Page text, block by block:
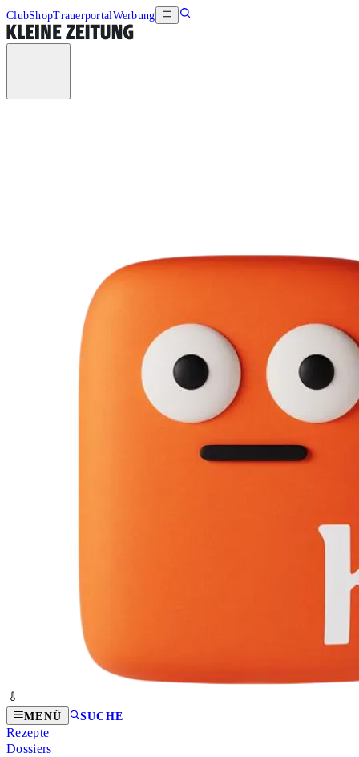
ClubShopTrauerportalWerbung
MENÜ SUCHE
Rezepte
Dossiers